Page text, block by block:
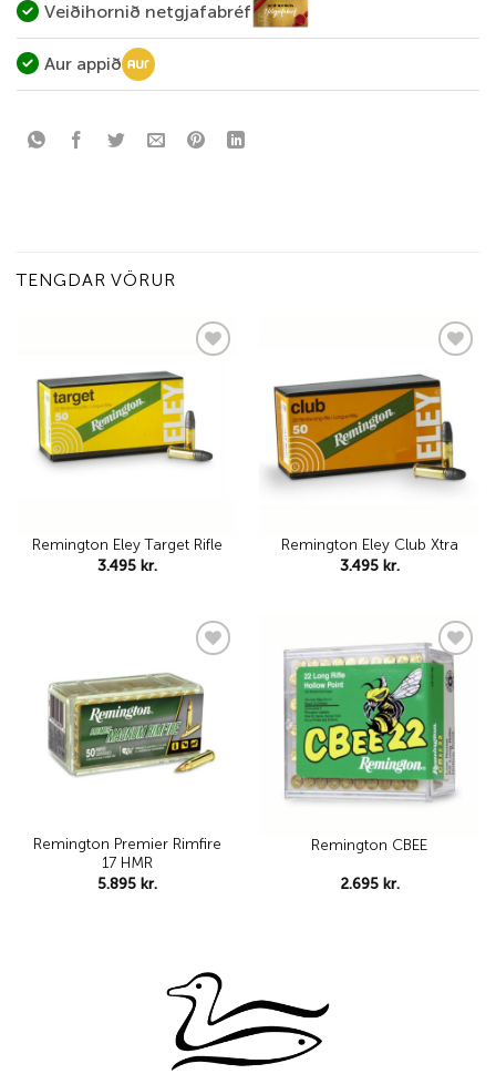
Veiðihornið netgjafabréf
Aur appið
TENGDAR VÖRUR
wishlist
Remington Eley Target Rifle
3.495 kr.
wishlist
Remington Eley Club Xtra
3.495 kr.
wishlist
Remington Premier Rimfire
17 HMR
5.895 kr.
Add to
wishlist
Remington CBEE
2.695 kr.